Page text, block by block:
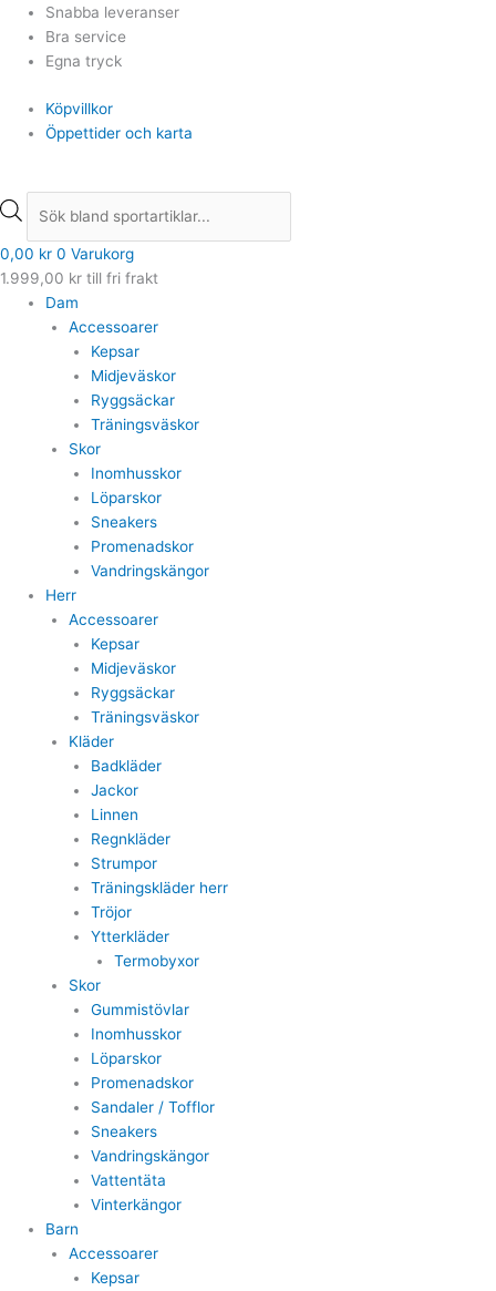
Hoppa
innehåll
Snabba leveranser
Bra service
Egna tryck
Köpvillkor
Öppettider och karta
Products
search
0,00 kr 0 Varukorg
1.999,00 kr till fri frakt
Dam
Accessoarer
Kepsar
Midjeväskor
Ryggsäckar
Träningsväskor
Skor
Inomhusskor
Löparskor
Sneakers
Promenadskor
Vandringskängor
Herr
Accessoarer
Kepsar
Midjeväskor
Ryggsäckar
Träningsväskor
Kläder
Badkläder
Jackor
Linnen
Regnkläder
Strumpor
Träningskläder herr
Tröjor
Ytterkläder
Termobyxor
Skor
Gummistövlar
Inomhusskor
Löparskor
Promenadskor
Sandaler / Tofflor
Sneakers
Vandringskängor
Vattentäta
Vinterkängor
Barn
Accessoarer
Kepsar
Products
search